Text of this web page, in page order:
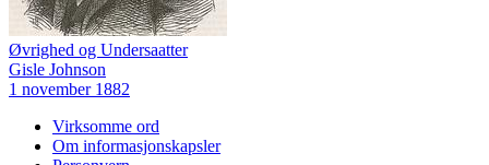
Øvrighed og Undersaatter
Gisle Johnson
1 november 1882
Virksomme ord
Om informasjonskapsler